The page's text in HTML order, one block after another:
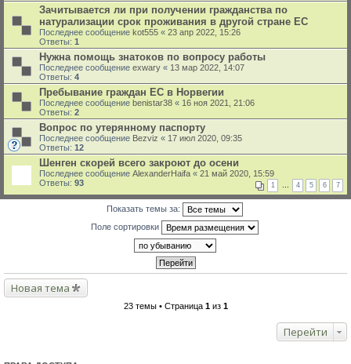
Зачитывается ли при получении гражданства по
натурализации срок проживания в другой стране ЕС
Последнее сообщение kot555 « 23 апр 2022, 15:26
Ответы: 1
Нужна помощь знатоков по вопросу работы
Последнее сообщение exwary « 13 мар 2022, 14:07
Ответы: 4
Пребывание граждан ЕС в Норвегии
Последнее сообщение benistar38 « 16 ноя 2021, 21:06
Ответы: 2
Вопрос по утерянному паспорту
Последнее сообщение Bezviz « 17 июл 2020, 09:35
Ответы: 12
Шенген скорей всего закроют до осени
Последнее сообщение AlexanderHaifa « 21 май 2020, 15:59
Ответы: 93 1 … 4 5 6 7
Показать темы за:
Поле сортировки
Новая тема
23 темы • Страница 1из 1
Перейти